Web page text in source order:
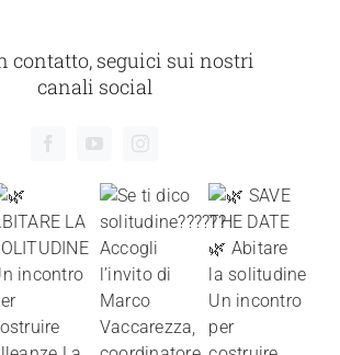
contatto, seguici sui nostri
canali social